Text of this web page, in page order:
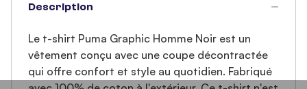
Description
Le t-shirt Puma Graphic Homme Noir est un
vêtement conçu avec une coupe décontractée
qui offre confort et style au quotidien. Fabriqué